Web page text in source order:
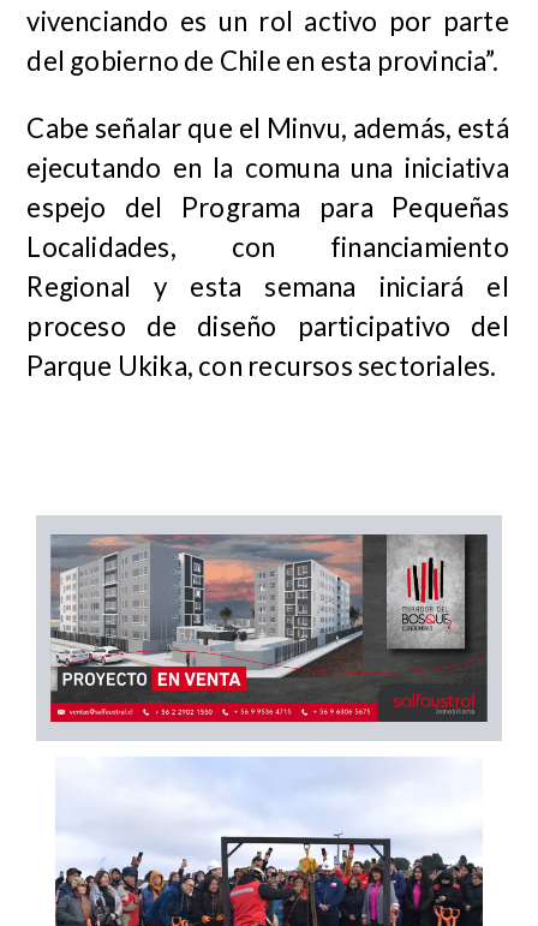
vivenciando es un rol activo por parte
del gobierno de Chile en esta provincia”.
Cabe señalar que el Minvu, además, está
ejecutando en la comuna una iniciativa
espejo del Programa para Pequeñas
Localidades, con financiamiento
Regional y esta semana iniciará el
proceso de diseño participativo del
Parque Ukika, con recursos sectoriales.